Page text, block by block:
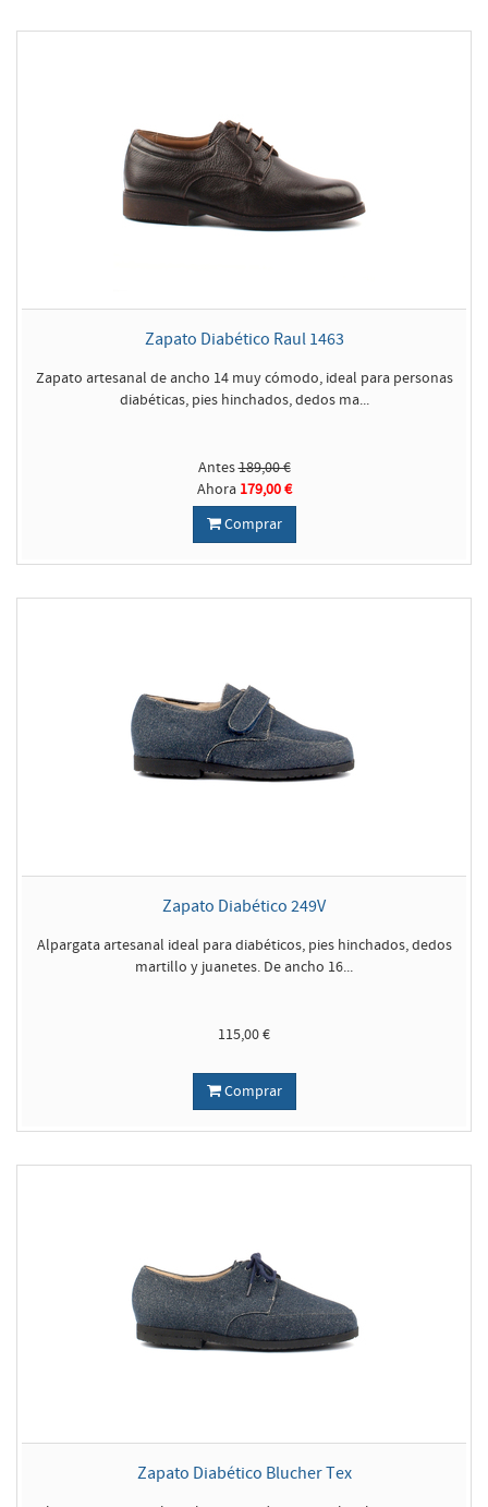
Zapato Diabético Raul 1463
Zapato artesanal de ancho 14 muy cómodo, ideal para personas
diabéticas, pies hinchados, dedos ma...
Antes189,00 €
Ahora 179,00 €
Comprar
Zapato Diabético 249V
Alpargata artesanal ideal para diabéticos, pies hinchados, dedos
martillo y juanetes. De ancho 16...
115,00 €
Comprar
Zapato Diabético Blucher Tex